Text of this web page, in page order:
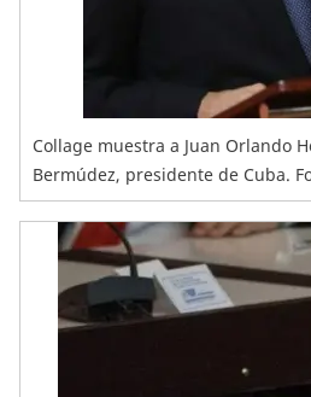
Collage muestra a Juan Orlando
Bermúdez, presidente de Cuba.